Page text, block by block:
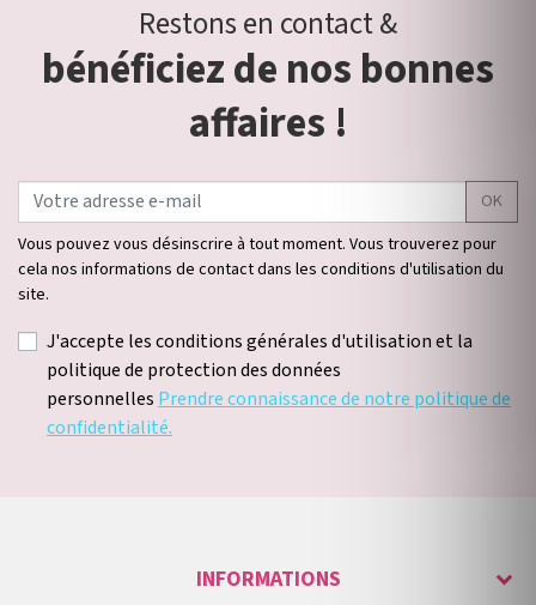
Restons en contact &
bénéficiez de nos bonnes
affaires !
OK
Vous pouvez vous désinscrire à tout moment. Vous trouverez pour
cela nos informations de contact dans les conditions d'utilisation du
site.
J'accepte les conditions générales d'utilisation et la
politique de protection des données
personnelles Prendre connaissance de notre politique de
confidentialité.
INFORMATIONS